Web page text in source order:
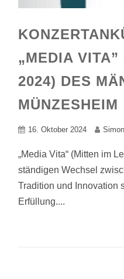
„MEDIA VITA”
2024) DES
MÜNZESHEIM
16. Oktober 2024 Simon
„Media Vita“ (Mitten im
ständigen Wechsel
Tradition und Innovation
Erfüllung....